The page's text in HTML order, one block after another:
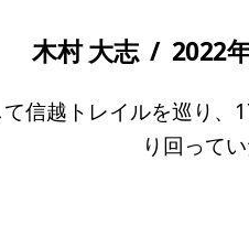
木村 大志 / 2022
信越トレイルを巡り
り回って